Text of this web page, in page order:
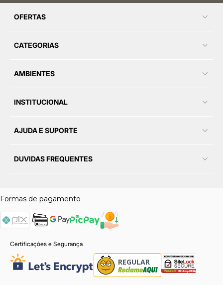
OFERTAS
CATEGORIAS
AMBIENTES
INSTITUCIONAL
AJUDA E SUPORTE
DUVIDAS FREQUENTES
Formas de pagamento
Certificações e Segurança